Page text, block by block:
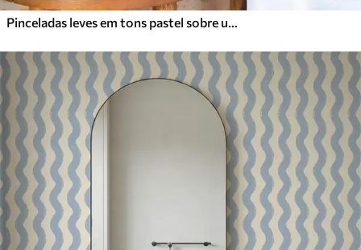
Pinceladas leves em tons pastel sobre um fundo quase branco